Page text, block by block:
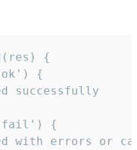
{
{
successfully
{
with errors or